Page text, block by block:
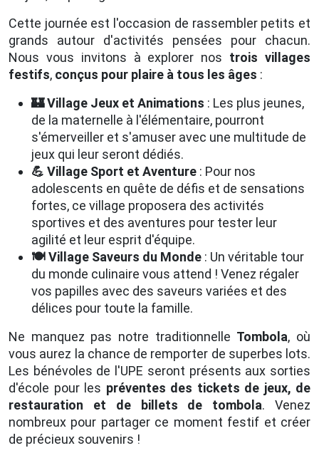
Cette journée est l'occasion de rassembler petits et
grands autour d'activités pensées pour chacun.
Nous vous invitons à explorer nos trois villages
festifs, conçus pour plaire à tous les âges :
🏰 Village Jeux et Animations : Les plus jeunes,
de la maternelle à l'élémentaire, pourront
s'émerveiller et s'amuser avec une multitude de
jeux qui leur seront dédiés.
💪 Village Sport et Aventure : Pour nos
adolescents en quête de défis et de sensations
fortes, ce village proposera des activités
sportives et des aventures pour tester leur
agilité et leur esprit d'équipe.
🍽️ Village Saveurs du Monde : Un véritable tour
du monde culinaire vous attend ! Venez régaler
vos papilles avec des saveurs variées et des
délices pour toute la famille.
Ne manquez pas notre traditionnelle Tombola, où
vous aurez la chance de remporter de superbes lots.
Les bénévoles de l'UPE seront présents aux sorties
d'école pour les préventes des tickets de jeux, de
restauration et de billets de tombola. Venez
nombreux pour partager ce moment festif et créer
de précieux souvenirs !